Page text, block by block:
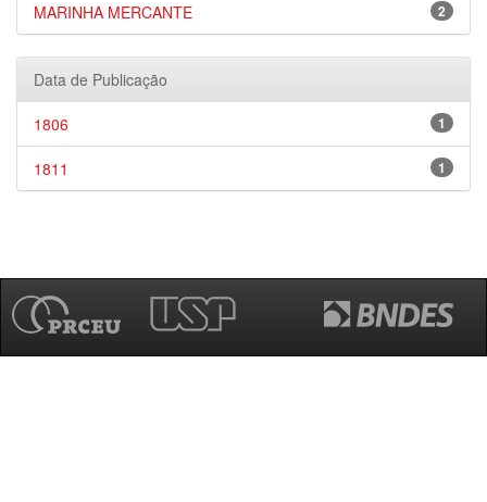
2
MARINHA MERCANTE
Data de Publicação
1
1806
1
1811